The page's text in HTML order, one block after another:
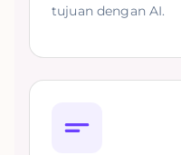
tujuan dengan AI.